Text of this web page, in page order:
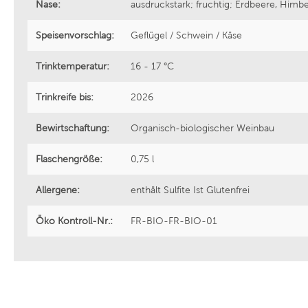
Nase: ausdruckstark; fruchtig; Erdbeere,
Speisenvorschlag: Geflügel / Schwein / Käse
Trinktemperatur: 16 - 17 °C
Trinkreife bis: 2026
Bewirtschaftung: Organisch-biologischer Weinbau
Flaschengröße: 0,75 l
Allergene: enthält Sulfite Ist Glutenfrei
Öko Kontroll-Nr.: FR-BIO-FR-BIO-01